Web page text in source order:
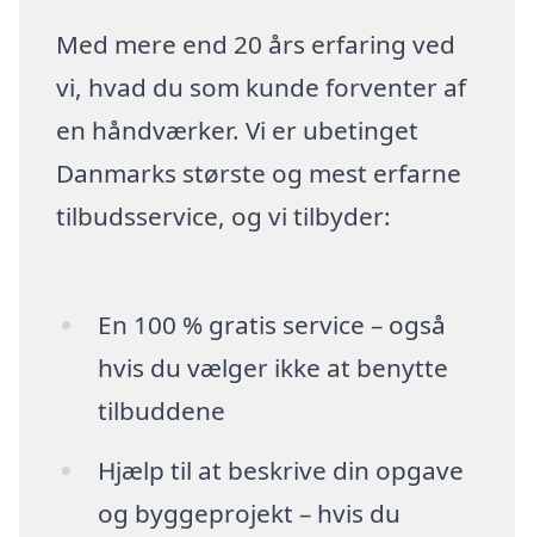
Med mere end 20 års erfaring ved
vi, hvad du som kunde forventer af
en håndværker. Vi er ubetinget
Danmarks største og mest erfarne
tilbudsservice, og vi tilbyder:
En 100 % gratis service – også
hvis du vælger ikke at benytte
tilbuddene
Hjælp til at beskrive din opgave
og byggeprojekt – hvis du